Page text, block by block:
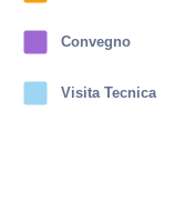
Convegno
Visita Tecnica